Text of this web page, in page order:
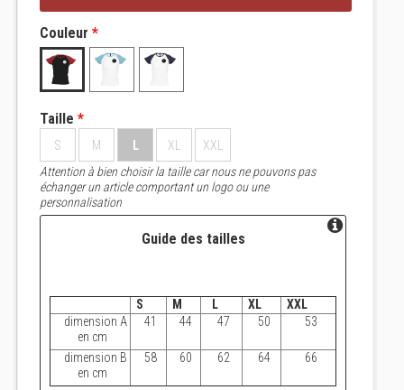
Couleur *
Taille *
S M L XL
XXL
Attention à bien choisir la taille car nous ne pouvons pas
échanger un article comportant un logo ou une
personnalisation
Guide des tailles
S M L XL
XXL
dimension A
en cm
41 44 47 50 53
dimension B
en cm
58 60 62 64 66